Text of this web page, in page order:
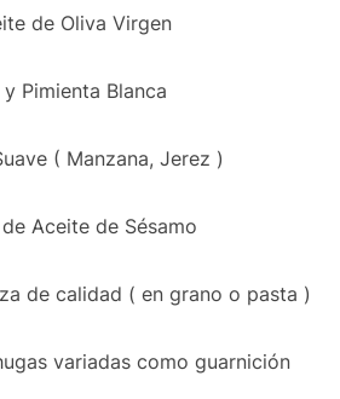
de Oliva Virgen
y Pimienta Blanca
( Manzana, Jerez )
Aceite de Sésamo
de calidad ( en grano o pasta )
variadas como guarnición